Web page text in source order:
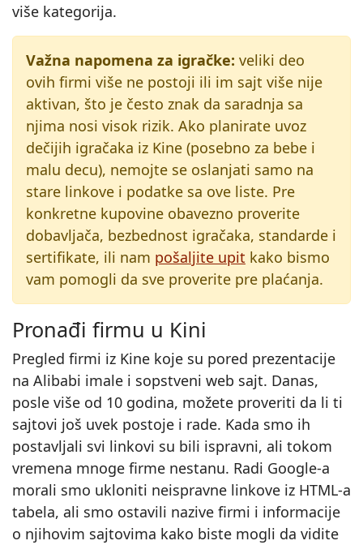
više kategorija.
Važna napomena za igračke: veliki deo
ovih firmi više ne postoji ili im sajt više nije
aktivan, što je često znak da saradnja sa
njima nosi visok rizik. Ako planirate uvoz
dečijih igračaka iz Kine (posebno za bebe i
malu decu), nemojte se oslanjati samo na
stare linkove i podatke sa ove liste. Pre
konkretne kupovine obavezno proverite
dobavljača, bezbednost igračaka, standarde i
sertifikate, ili nam pošaljite upit kako bismo
vam pomogli da sve proverite pre plaćanja.
Pronađi firmu u Kini
Pregled firmi iz Kine koje su pored prezentacije
na Alibabi imale i sopstveni web sajt. Danas,
posle više od 10 godina, možete proveriti da li ti
sajtovi još uvek postoje i rade. Kada smo ih
postavljali svi linkovi su bili ispravni, ali tokom
vremena mnoge firme nestanu. Radi Google-a
morali smo ukloniti neispravne linkove iz HTML-a
tabela, ali smo ostavili nazive firmi i informacije
o njihovim sajtovima kako biste mogli da vidite